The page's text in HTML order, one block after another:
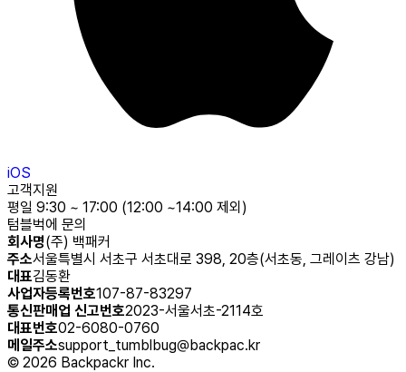
iOS
고객지원
평일 9:30 ~ 17:00 (12:00 ~14:00 제외)
텀블벅에 문의
회사명(주) 백패커
주소서울특별시 서초구 서초대로 398, 20층(서초동, 그레이츠 강남)
대표김동환
사업자등록번호107-87-83297
통신판매업 신고번호2023-서울서초-2114호
대표번호02-6080-0760
메일주소support_tumblbug@backpac.kr
© 2026 Backpackr Inc.